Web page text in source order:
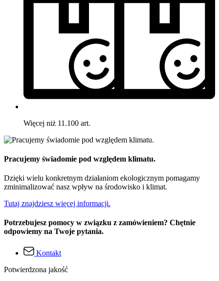
Więcej niż 11.100 art.
Pracujemy świadomie pod względem klimatu.
Dzięki wielu konkretnym działaniom ekologicznym pomagamy
zminimalizować nasz wpływ na środowisko i klimat.
Tutaj znajdziesz więcej informacji.
Potrzebujesz pomocy w związku z zamówieniem? Chętnie
odpowiemy na Twoje pytania.
Kontakt
Potwierdzona jakość